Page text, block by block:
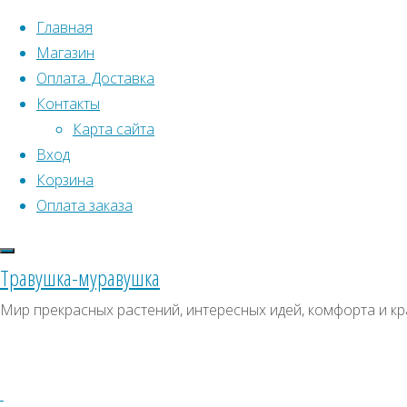
Перейти к содержимому
Главная
Магазин
Оплата. Доставка
Контакты
Карта сайта
Вход
Корзина
Оплата заказа
Травушка-муравушка
Мир прекрасных растений, интересных идей, комфорта и
Что искать:
Поиск
Бутербродная
(листовая)
Купить
Искать:
СКИДКИ, АКЦИИ